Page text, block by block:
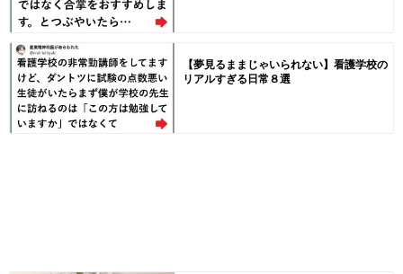
【夢見るままじゃいられない】看護学校の
リアルすぎる日常８選